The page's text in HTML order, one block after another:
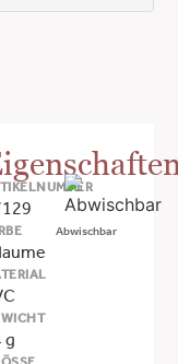
g
Abwischbar